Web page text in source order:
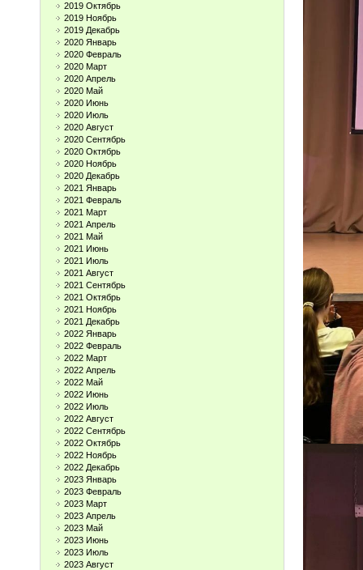
2019 Октябрь
2019 Ноябрь
2019 Декабрь
2020 Январь
2020 Февраль
2020 Март
2020 Апрель
2020 Май
2020 Июнь
2020 Июль
2020 Август
2020 Сентябрь
2020 Октябрь
2020 Ноябрь
2020 Декабрь
2021 Январь
2021 Февраль
2021 Март
2021 Апрель
2021 Май
2021 Июнь
2021 Июль
2021 Август
2021 Сентябрь
2021 Октябрь
2021 Ноябрь
2021 Декабрь
2022 Январь
2022 Февраль
2022 Март
2022 Апрель
2022 Май
2022 Июнь
2022 Июль
2022 Август
2022 Сентябрь
2022 Октябрь
2022 Ноябрь
2022 Декабрь
2023 Январь
2023 Февраль
2023 Март
2023 Апрель
2023 Май
2023 Июнь
2023 Июль
2023 Август